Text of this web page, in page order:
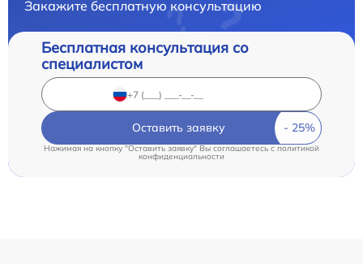
Закажите бесплатную консультацию
Бесплатная консультация со
специалистом
Оставить заявку
Нажимая на кнопку "Оставить заявку" Вы соглашаетесь c политикой
конфиденциальности